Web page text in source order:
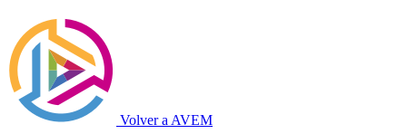
Volver a AVEM